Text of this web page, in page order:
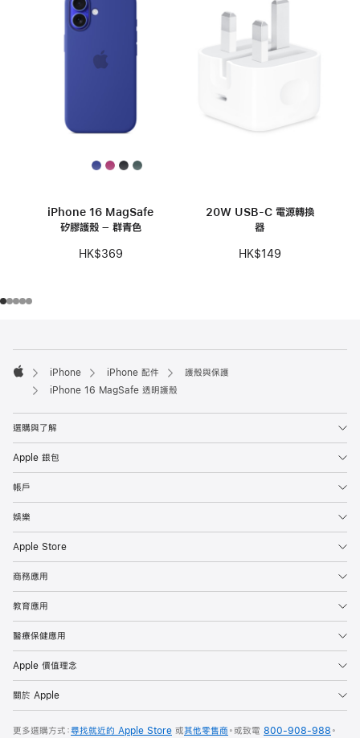
iPhone 16 MagSafe
矽膠護殼 – 群青色
HK$369
20W USB-C 電源轉換
器
HK$149
腳
Apple
iPhone iPhone 配件
護殼與保護
iPhone 16 MagSafe 透明護殼
選購與了解
Apple 銀包
帳戶
娛樂
Apple Store
商務應用
教育應用
醫療保健應用
Apple 價值理念
關於 Apple
更多選購方式：尋找就近的 Apple Store 或其他零售商 。或致電 800-908-988 。